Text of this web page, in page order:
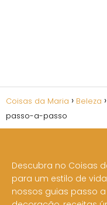
Coisas da Maria Beleza
passo-a-passo
Descubra no Coisas
para um estilo de
nossos guias passo a